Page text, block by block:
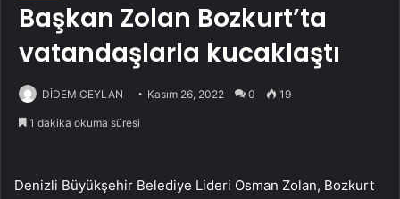
Başkan Zolan Bozkurt’ta
vatandaşlarla kucaklaştı
DİDEM CEYLAN Kasım 26, 2022 0 19
1 dakika okuma süresi
Denizli Büyükşehir Belediye Lideri Osman Zolan, Bozkurt